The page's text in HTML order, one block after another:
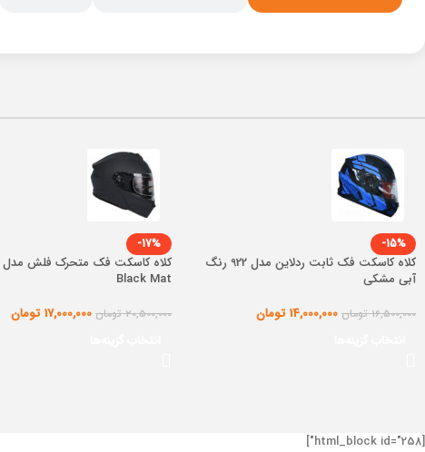
-15%
کلاه کاسکت فک ثابت ردلاین مدل 922 رنگ
آبی مشکی
16,500,000 تومان 14,000,000 تومان
-17%
Black Mat
20,500,000 تومان 17,000,000 تومان
[html_block id="258"]